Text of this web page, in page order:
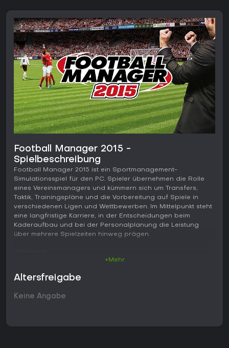
Football Manager 2015 -
Spielbeschreibung
Football Manager 2015 ist ein Sportmanagement-
Simulationsspiel für den PC. Spieler übernehmen die Rolle
eines Vereinsmanagers und kümmern sich um Transfers,
Taktik, Trainingspläne und die Vorbereitung auf Spiele in
verschiedenen Ligen und Wettbewerben. Im Mittelpunkt steht
eine langfristige Karriere, in der Entscheidungen beim
Kaderaufbau und bei der Personalplanung die Leistung
über mehrere Spielzeiten hinweg prägen.
Vereins. Manager verhandeln Verträge, tätigen Transfers und
müssen dabei das Budget im Blick behalten sowie die
Erwartungen des Vorstands erfüllen. Trainingspläne lassen
sich detailliert anpassen, um gezielt bestimmte Attribute zu
+Mehr
Altersfreigabe
Keine Angabe